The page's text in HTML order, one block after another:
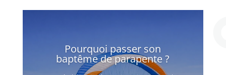
Pourquoi passer son
baptême de parapente ?